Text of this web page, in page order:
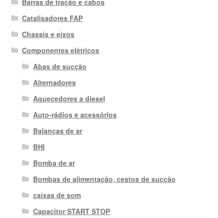
Catalisadores FAP
Chassis e eixos
Componentes elétricos
Abas de sucção
Alternadores
Aquecedores a diesel
Auto-rádios e acessórios
Balanças de ar
BHI
Bomba de ar
Bombas de alimentação, cestos de sucção
caixas de som
Capacitor START STOP